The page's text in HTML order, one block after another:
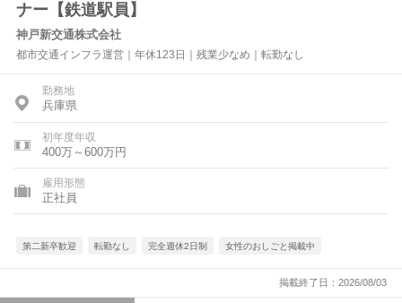
ナー【鉄道駅員】
神戸新交通株式会社
都市交通インフラ運営｜年休123日｜残業少なめ｜転勤なし
勤務地
兵庫県
初年度年収
400万～600万円
雇用形態
正社員
第二新卒歓迎 転勤なし 完全週休2日制 女性のおしごと掲載中
掲載終了日：2026/08/03